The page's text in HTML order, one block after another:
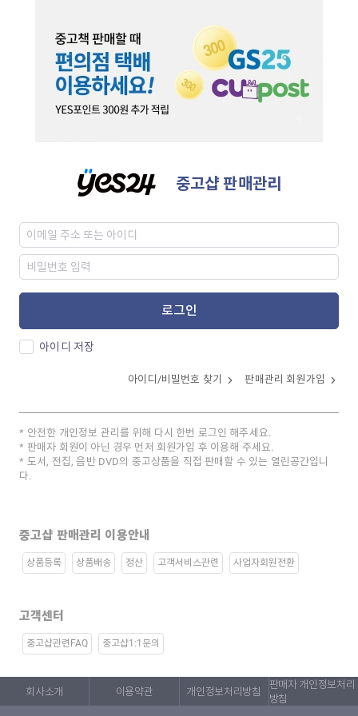
중고샵 판매관리
로그인
아이디 저장
아이디/비밀번호 찾기 판매관리 회원가입
안전한 개인정보 관리를 위해 다시 한번 로그인 해주세요.
판매자 회원이 아닌 경우 먼저 회원가입 후 이용해 주세요.
도서, 전집, 음반 DVD의 중고상품을 직접 판매할 수 있는 열린공간입니
다.
중고샵 판매관리 이용안내
상품등록 상품배송 정산 고객서비스관련 사업자회원전환
고객센터
중고샵관련FAQ 중고샵1:1문의
회사소개 이용약관 개인정보처리방침
판매자 개인정보처리
방침